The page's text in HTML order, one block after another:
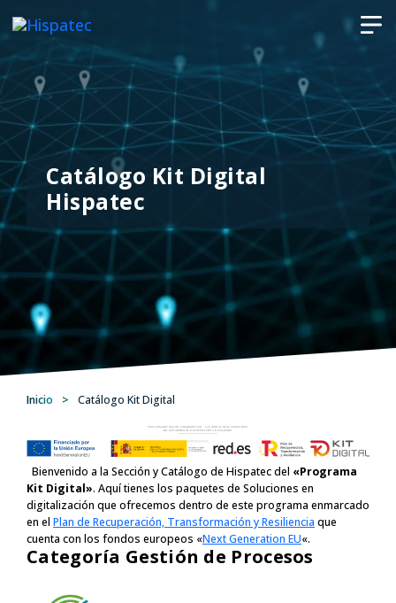
Catálogo Kit Digital
Hispatec
Inicio > Catálogo Kit Digital
Bienvenido a la Sección y Catálogo de Hispatec del «Programa
Kit Digital». Aquí tienes los paquetes de Soluciones en
digitalización que ofrecemos dentro de este programa enmarcado
en el Plan de Recuperación, Transformación y Resiliencia que
cuenta con los fondos europeos «Next Generation EU«.
Categoría Gestión de Procesos